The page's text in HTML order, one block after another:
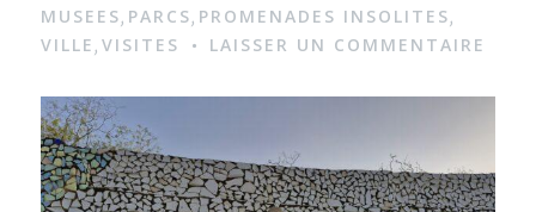
MUSEES, PARCS, PROMENADES INSOLITES,
VILLE,VISITES LAISSER UN COMMENTAIRE